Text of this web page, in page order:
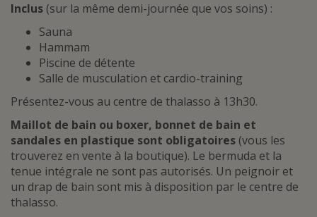
Inclus (sur la même demi-journée que vos soins) :
Sauna
Hammam
Piscine de détente
Salle de musculation et cardio-training
Présentez-vous au centre de thalasso à 13h30.
Maillot de bain ou boxer, bonnet de bain et
sandales en plastique sont obligatoires (vous les
trouverez en vente à la boutique). Le bermuda et la
tenue intégrale ne sont pas autorisés. Un peignoir et
un drap de bain sont mis à disposition par le centre de
thalasso.